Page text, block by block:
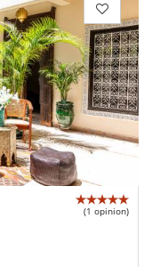
(1 opinion)